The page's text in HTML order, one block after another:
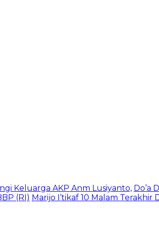
Keluarga AKP Anm Lusiyanto, Do’a
(RI) Marijo I’tikaf 10 Malam